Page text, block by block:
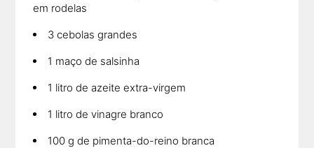
em rodelas
3 cebolas grandes
1 maço de salsinha
1 litro de azeite extra-virgem
1 litro de vinagre branco
100 g de pimenta-do-reino branca